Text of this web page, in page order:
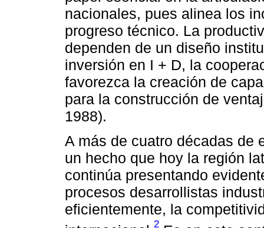
nacionales, pues alinea los
progreso técnico. La
dependen de un diseño
inversión en I + D, la
favorezca la creación de
para la construcción de
1988).
A más de cuatro décadas de
un hecho que hoy la región
continúa presentando
procesos desarrollistas
eficientemente, la
2